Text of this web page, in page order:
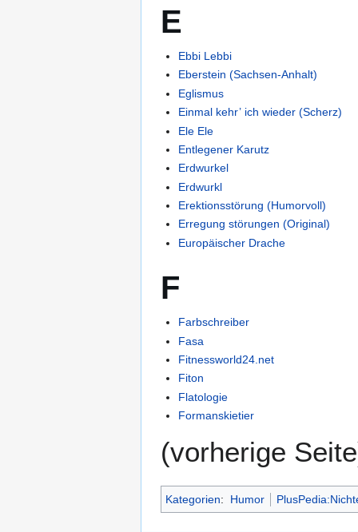
E
Ebbi Lebbi
Eberstein (Sachsen-Anhalt)
Eglismus
Einmal kehr’ ich wieder (Scherz)
Ele Ele
Entlegener Karutz
Erdwurkel
Erdwurkl
Erektionsstörung (Humorvoll)
Erregung störungen (Original)
Europäischer Drache
F
Farbschreiber
Fasa
Fitnessworld24.net
Fiton
Flatologie
Formanskietier
(vorherige
Kategorien: Humor